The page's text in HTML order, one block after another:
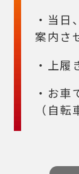
・当日
案内さ
・上履
・お車
（自転